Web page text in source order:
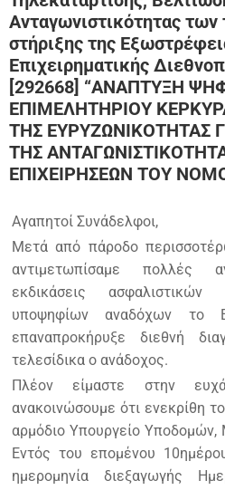
Ανταγωνιστικότητας
στήριξης της
Επιχειρηματικής
[292668] “ΑΝΑΠΤΥΞΗ
ΕΠΙΜΕΛΗΤΗΡΙΟΥ
ΤΗΣ ΕΥΡΥΖΩΝΙΚΟΤΗΤΑΣ
ΤΗΣ
ΕΠΙΧΕΙΡΗΣΕΩΝ ΤΟΥ
Αγαπητοί Συνάδελφοι,
Μετά από πάροδο
αντιμετωπίσαμε πολλές
εκδικάσεις
υποψηφίων αναδόχων το
επαναπροκήρυξε διεθνή
τελεσίδικα ο ανάδοχος.
Πλέον είμαστε στην
ανακοινώσουμε ότι ενεκρίθη
αρμόδιο Υπουργείο
Εντός του επομένου
ημερομηνία διεξαγωγής